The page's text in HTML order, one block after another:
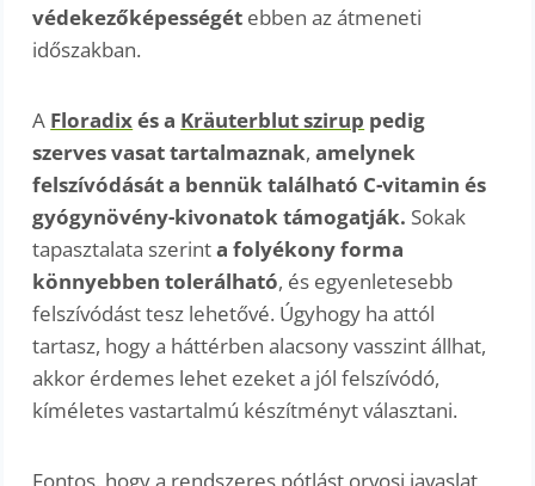
védekezőképességét ebben az átmeneti
időszakban.
A Floradixés a Kräuterblut szirup pedig
szerves vasat tartalmaznak,amelynek
felszívódását a bennük található C-vitamin és
gyógynövény-kivonatok támogatják. Sokak
tapasztalata szerinta folyékony forma
könnyebben tolerálható, és egyenletesebb
felszívódást tesz lehetővé. Úgyhogy ha attól
tartasz, hogy a háttérben alacsony vasszint állhat,
akkor érdemes lehet ezeket a jól felszívódó,
kíméletes vastartalmú készítményt választani.